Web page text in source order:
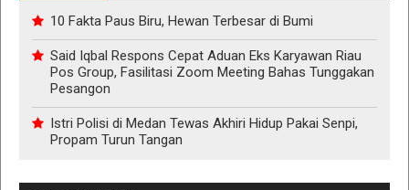
10 Fakta Paus Biru, Hewan Terbesar di Bumi
Said Iqbal Respons Cepat Aduan Eks Karyawan Riau
Pos Group, Fasilitasi Zoom Meeting Bahas Tunggakan
Pesangon
Istri Polisi di Medan Tewas Akhiri Hidup Pakai Senpi,
Propam Turun Tangan